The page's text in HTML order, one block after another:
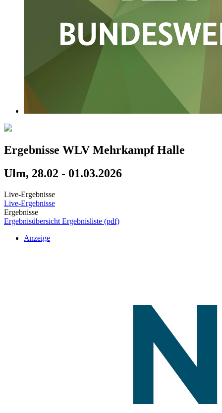
Ergebnisse WLV Mehrkampf Halle
Ulm, 28.02 - 01.03.2026
Live-Ergebnisse
Live-Ergebnisse
Ergebnisse
Ergebnisübersicht Ergebnisliste (pdf)
Anzeige